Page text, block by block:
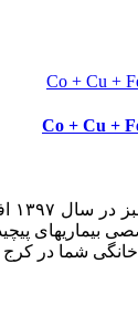
بیماریهای
خانگی شما در